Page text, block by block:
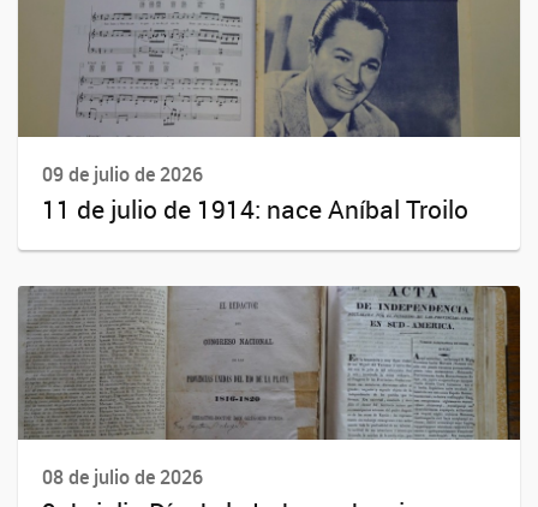
09 de julio de 2026
11 de julio de 1914: nace Aníbal Troilo
08 de julio de 2026